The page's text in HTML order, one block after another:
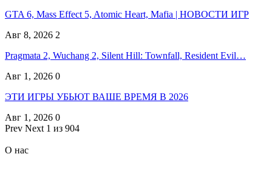
GTA 6, Mass Effect 5, Atomic Heart, Mafia | НОВОСТИ ИГР
Авг 8, 2026 2
Pragmata 2, Wuchang 2, Silent Hill: Townfall, Resident Evil…
Авг 1, 2026 0
ЭТИ ИГРЫ УБЬЮТ ВАШЕ ВРЕМЯ В 2026
Авг 1, 2026 0
Prev Next 1 из 904
О нас